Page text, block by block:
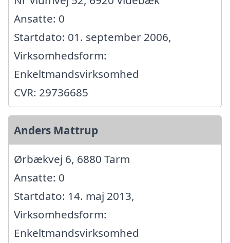
Ansatte: 0
Startdato: 01. september 2006,
Virksomhedsform:
Enkeltmandsvirksomhed
CVR: 29736685
Anders Mattrup
Ørbækvej 6, 6880 Tarm
Ansatte: 0
Startdato: 14. maj 2013,
Virksomhedsform:
Enkeltmandsvirksomhed